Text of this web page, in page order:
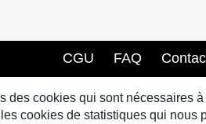
CGU FAQ
cookies qui sont nécessaires
cookies de statistiques qui nous